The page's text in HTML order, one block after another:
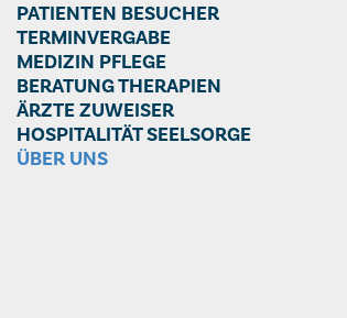
PATIENTEN BESUCHER
TERMINVERGABE
MEDIZIN PFLEGE
BERATUNG THERAPIEN
ÄRZTE ZUWEISER
HOSPITALITÄT SEELSORGE
ÜBER UNS